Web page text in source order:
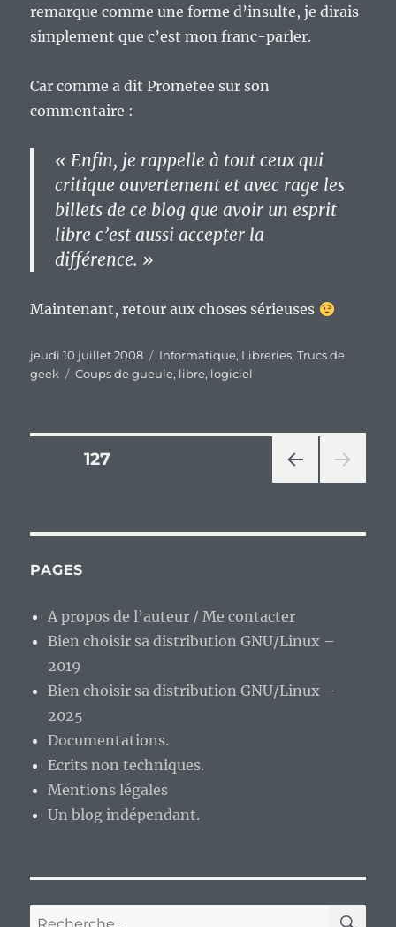
remarque comme une forme d’insulte, je dirais
simplement que c’est mon franc-parler.
Car comme a dit Prometee sur son
commentaire :
« Enfin, je rappelle à tout ceux qui
critique ouvertement et avec rage les
billets de ce blog que avoir un esprit
libre c’est aussi accepter la
différence. »
Maintenant, retour aux choses sérieuses
Publié
le
jeudi 10 juillet 2008 Catégories
Informatique, Libreries,Trucs de
geek
Étiquettes
Coups de gueule, libre, logiciel
Pagination
publications
CÉD
PAGE127
PAGES
A propos de l’auteur / Me contacter
Bien choisir sa distribution GNU/Linux –
2019
Bien choisir sa distribution GNU/Linux –
2025
Documentations.
Ecrits non techniques.
Mentions légales
Un blog indépendant.
Recherche